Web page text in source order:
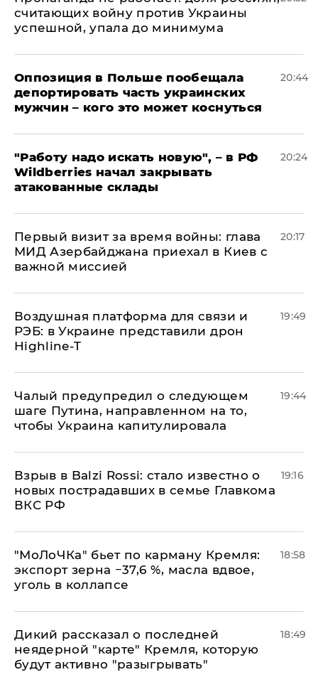
считающих войну против Украины
успешной, упала до минимума
Оппозиция в Польше пообещала
депортировать часть украинских
мужчин – кого это может коснуться
20:44
"Работу надо искать новую", – в РФ
Wildberries начал закрывать
атакованные склады
20:24
Первый визит за время войны: глава
МИД Азербайджана приехал в Киев с
важной миссией
20:17
Воздушная платформа для связи и
РЭБ: в Украине представили дрон
Highline-T
19:49
Чалый предупредил о следующем
шаге Путина, направленном на то,
чтобы Украина капитулировала
19:44
Взрыв в Balzi Rossi: стало известно о
новых пострадавших в семье Главкома
ВКС РФ
19:16
​"МоЛоЧКа" бьет по карману Кремля:
экспорт зерна −37,6 %, масла вдвое,
уголь в коллапсе
18:58
Дикий рассказал о последней
неядерной "карте" Кремля, которую
будут активно "разыгрывать"
18:49